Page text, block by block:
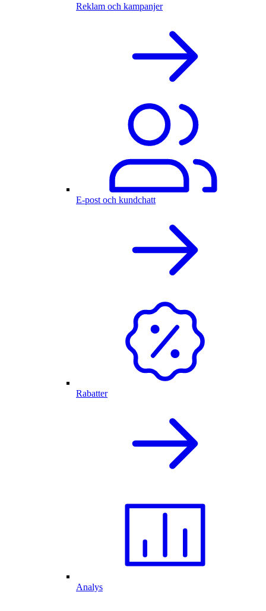
Reklam och kampanjer
E-post och kundchatt
Rabatter
Analys